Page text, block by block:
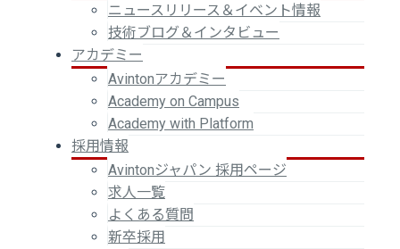
ニュースリリース＆イベント情報
技術ブログ＆インタビュー
アカデミー
Avintonアカデミー
Academy on Campus
Academy with Platform
採用情報
Avintonジャパン 採用ページ
求人一覧
よくある質問
新卒採用